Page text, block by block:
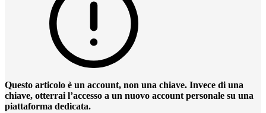
Questo articolo è un account, non una chiave. Invece di una
chiave, otterrai l’accesso a un nuovo account personale su una
piattaforma dedicata.